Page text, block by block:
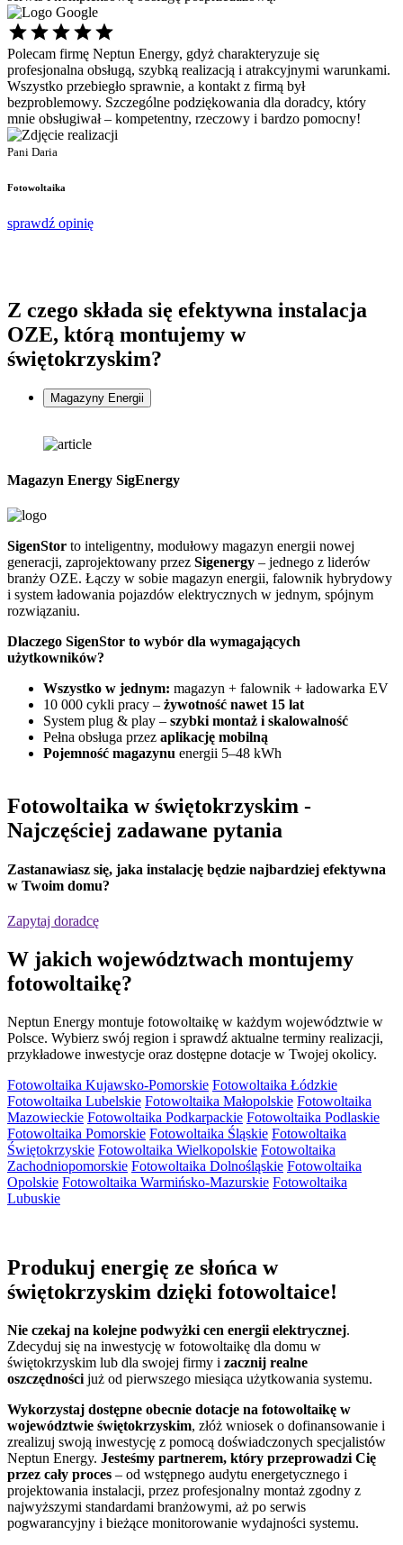
Polecam firmę Neptun Energy, gdyż charakteryzuje się
profesjonalna obsługą, szybką realizacją i atrakcyjnymi warunkami.
Wszystko przebiegło sprawnie, a kontakt z firmą był
bezproblemowy. Szczególne podziękowania dla doradcy, który
mnie obsługiwał – kompetentny, rzeczowy i bardzo pomocny!
Pani Daria
Fotowoltaika
sprawdź opinię
Z czego składa się efektywna instalacja
OZE, którą montujemy w
świętokrzyskim?
Magazyny Energii
Magazyn Energy SigEnergy
SigenStor to inteligentny, modułowy magazyn energii nowej
generacji, zaprojektowany przez Sigenergy – jednego z liderów
branży OZE. Łączy w sobie magazyn energii, falownik hybrydowy
i system ładowania pojazdów elektrycznych w jednym, spójnym
rozwiązaniu.
Dlaczego SigenStor to wybór dla wymagających
użytkowników?
Wszystko w jednym: magazyn + falownik + ładowarka EV
10 000 cykli pracy – żywotność nawet 15 lat
System plug & play – szybki montaż i skalowalność
Pełna obsługa przez aplikację mobilną
Pojemność magazynu energii 5–48 kWh
Fotowoltaika w świętokrzyskim -
Najczęściej zadawane pytania
Zastanawiasz się, jaka instalację będzie najbardziej efektywna
w Twoim domu?
Zapytaj doradcę
W jakich województwach montujemy
fotowoltaikę?
Neptun Energy montuje fotowoltaikę w każdym województwie w
Polsce. Wybierz swój region i sprawdź aktualne terminy realizacji,
przykładowe inwestycje oraz dostępne dotacje w Twojej okolicy.
Fotowoltaika Kujawsko-Pomorskie Fotowoltaika Łódzkie
Fotowoltaika Lubelskie Fotowoltaika Małopolskie Fotowoltaika
Mazowieckie Fotowoltaika Podkarpackie Fotowoltaika Podlaskie
Fotowoltaika Pomorskie Fotowoltaika Śląskie Fotowoltaika
Świętokrzyskie Fotowoltaika Wielkopolskie Fotowoltaika
Zachodniopomorskie Fotowoltaika Dolnośląskie Fotowoltaika
Opolskie Fotowoltaika Warmińsko-Mazurskie Fotowoltaika
Lubuskie
Produkuj energię ze słońca w
świętokrzyskim dzięki fotowoltaice!
Nie czekaj na kolejne podwyżki cen energii elektrycznej.
Zdecyduj się na inwestycję w fotowoltaikę dla domu w
świętokrzyskim lub dla swojej firmy i zacznij realne
oszczędności już od pierwszego miesiąca użytkowania systemu.
Wykorzystaj dostępne obecnie dotacje na fotowoltaikę w
województwie świętokrzyskim, złóż wniosek o dofinansowanie i
zrealizuj swoją inwestycję z pomocą doświadczonych specjalistów
Neptun Energy. Jesteśmy partnerem, który przeprowadzi Cię
przez cały proces – od wstępnego audytu energetycznego i
projektowania instalacji, przez profesjonalny montaż zgodny z
najwyższymi standardami branżowymi, aż po serwis
pogwarancyjny i bieżące monitorowanie wydajności systemu.